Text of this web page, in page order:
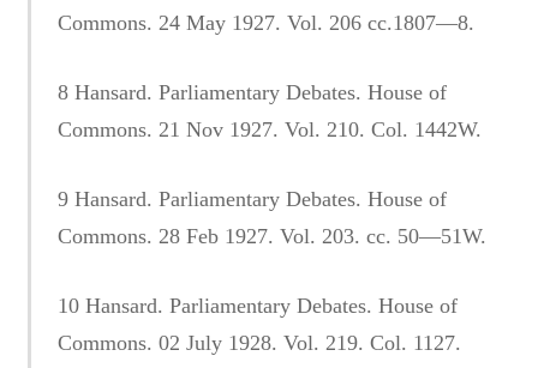
Commons. 24 May 1927. Vol. 206 cc.1807—8.
8 Hansard. Parliamentary Debates. House of
Commons. 21 Nov 1927. Vol. 210. Col. 1442W.
9 Hansard. Parliamentary Debates. House of
Commons. 28 Feb 1927. Vol. 203. cc. 50—51W.
10 Hansard. Parliamentary Debates. House of
Commons. 02 July 1928. Vol. 219. Col. 1127.